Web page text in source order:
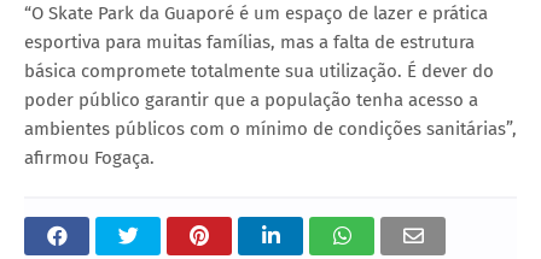
“O Skate Park da Guaporé é um espaço de lazer e prática
esportiva para muitas famílias, mas a falta de estrutura
básica compromete totalmente sua utilização. É dever do
poder público garantir que a população tenha acesso a
ambientes públicos com o mínimo de condições sanitárias”,
afirmou Fogaça.